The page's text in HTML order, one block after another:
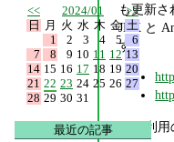
も更新さ
JDK と
す。
ご利用
<<
2024/01
>>
日
月 火 水 木 金 土
1
2 3 4 5
6
7
8 9 10 11 12 13
14 15 16 17 18 19 20
21 22 23 24 25 26 27
28 29 30 31
最近の記事